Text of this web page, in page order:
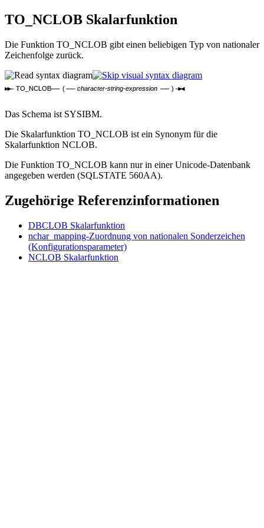
TO_NCLOB Skalarfunktion
Die Funktion TO_NCLOB gibt einen beliebigen Typ von nationaler
Zeichenfolge zurück.
TO_NCLOB ( character-string-expression )
Das Schema ist SYSIBM.
Die Skalarfunktion TO_NCLOB ist ein Synonym für die
Skalarfunktion NCLOB.
Die Funktion TO_NCLOB kann nur in einer Unicode-Datenbank
angegeben werden (SQLSTATE 560AA).
Zugehörige Referenzinformationen
DBCLOB Skalarfunktion
nchar_mapping-Zuordnung von nationalen Sonderzeichen
(Konfigurationsparameter)
NCLOB Skalarfunktion